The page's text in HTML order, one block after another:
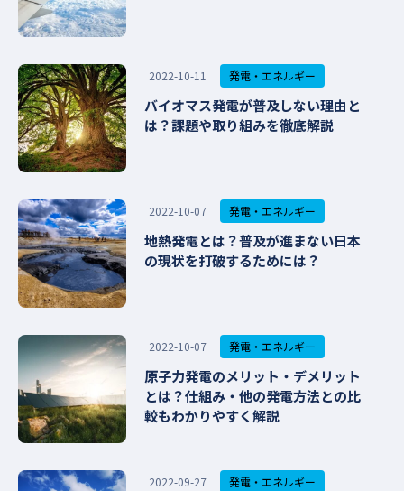
2022-10-11 発電・エネルギー
バイオマス発電が普及しない理由と
は？課題や取り組みを徹底解説
2022-10-07 発電・エネルギー
地熱発電とは？普及が進まない日本
の現状を打破するためには？
2022-10-07 発電・エネルギー
原子力発電のメリット・デメリット
とは？仕組み・他の発電方法との比
較もわかりやすく解説
2022-09-27 発電・エネルギー